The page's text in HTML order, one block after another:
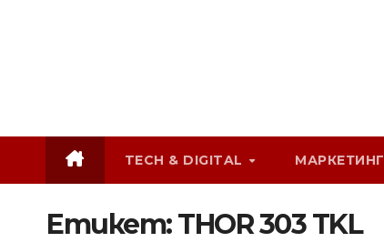
TECH & DIGITAL МАРКЕТИНГ
Етикет:THOR 303 TKL